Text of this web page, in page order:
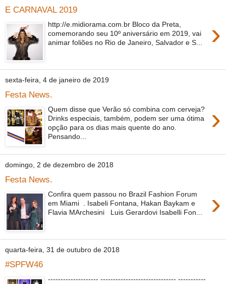
E CARNAVAL 2019
›
http://e.midiorama.com.br Bloco da Preta,
comemorando seu 10º aniversário em 2019, vai
animar foliões no Rio de Janeiro, Salvador e S...
sexta-feira, 4 de janeiro de 2019
Festa News.
›
Quem disse que Verão só combina com cerveja?
Drinks especiais, também, podem ser uma ótima
opção para os dias mais quente do ano.
Pensando...
domingo, 2 de dezembro de 2018
Festa News.
›
Confira quem passou no Brazil Fashion Forum
em Miami . Isabeli Fontana, Hakan Baykam e
Flavia MArchesini Luis Gerardovi Isabelli Fon...
quarta-feira, 31 de outubro de 2018
#SPFW46
-------------------- ------------------------------ -----------